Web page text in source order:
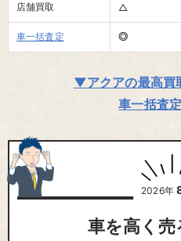
店舗買取 △
車一括査定 ◎
▼アクアの最高買
車一括査
2026年
車を高く売